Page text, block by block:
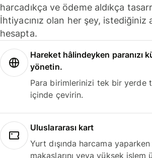
harcadıkça ve ödeme aldıkça
İhtiyacınız olan her şey, istediğiniz
hesapta.
Hareket hâlindeyken paranızı
yönetin.
Para birimlerinizi tek bir yerde
içinde çevirin.
Uluslararası kart
Yurt dışında harcama
makaslarını veya yüksek